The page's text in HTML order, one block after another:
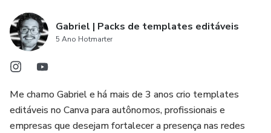
131-140: Saúde Bucal e Envelhecimento
141-150: Saúde Bucal e Saúde Geral
161-170: Uso Correto do Enxaguante Bucal
Gabriel | Packs de templates editáveis
5 Ano Hotmarter
Me chamo Gabriel e há mais de 3 anos crio templates
editáveis no Canva para autônomos, profissionais e
empresas que desejam fortalecer a presença nas redes